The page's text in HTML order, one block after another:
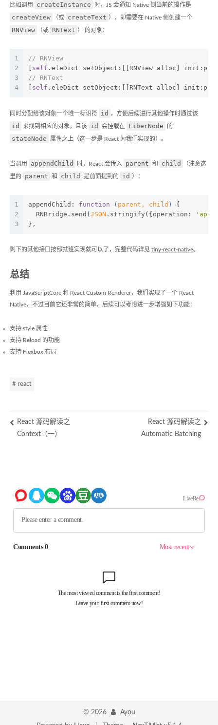
比如调用 createInstance 时，JS 会通知 Native 侧当前的操作是
createView （或 createText ），即需要在 Native 侧创建一个
RNView （或 RNText ） 的对象：
1
2
3
4
// RNView
self .eleDict setObject:[[RNView alloc]
// RNText
self .eleDict setObject:[[RNText alloc]
同时分配给该对象一个唯一标识符 id ，方便后续进行其他操作时通过该
id 来找到相应的对象，且该 id 会挂载在 FiberNode 的
stateNode 属性之上（这一步是 React 为我们实现的）。
当调用 appendChild 时，React 会传入 parent 和 child （注意这
里的 parent 和 child 是前面提到的 id ）：
1
2
3
appendChild: function ( parent, child ) {
  RNBridge.send(
JSON .stringify({ operation :
},
剩下的其他接口按部就班实现就可以了，完整代码详见 tiny-react-native。
总结
利用 JavaScriptCore 和 React Custom Renderer，我们实现了一个 React
Native，不过目前它还非常的简单，后续可以考虑进一步增强如下功能：
支持 style 属性
支持 Reload 的功能
支持 Flexbox 布局
# react
React 源码解读之
Context（一）
React 源码解读之
Automatic Batching
© 2026
Ayou